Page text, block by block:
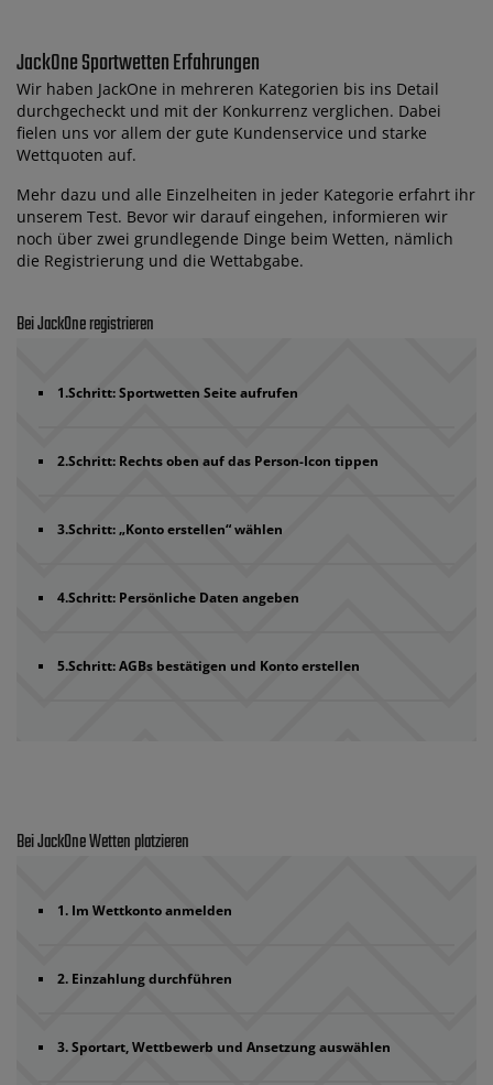
JackOne Sportwetten Erfahrungen
Wir haben JackOne in mehreren Kategorien bis ins Detail
durchgecheckt und mit der Konkurrenz verglichen. Dabei
fielen uns vor allem der gute Kundenservice und starke
Wettquoten auf.
Mehr dazu und alle Einzelheiten in jeder Kategorie erfahrt ihr
unserem Test. Bevor wir darauf eingehen, informieren wir
noch über zwei grundlegende Dinge beim Wetten, nämlich
die Registrierung und die Wettabgabe.
Bei JackOne registrieren
1.Schritt: Sportwetten Seite aufrufen
2.Schritt: Rechts oben auf das Person-Icon tippen
3.Schritt: „Konto erstellen“ wählen
4.Schritt: Persönliche Daten angeben
5.Schritt: AGBs bestätigen und Konto erstellen
Bei JackOne Wetten platzieren
1. Im Wettkonto anmelden
2. Einzahlung durchführen
3. Sportart, Wettbewerb und Ansetzung auswählen